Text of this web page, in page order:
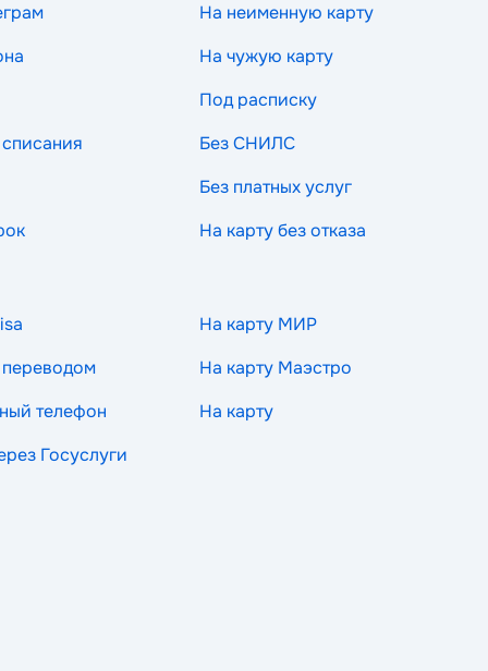
На неименную карту
На чужую карту
Под расписку
Без СНИЛС
Без платных услуг
На карту без отказа
На карту МИР
На карту Маэстро
телефон
На карту
Госуслуги